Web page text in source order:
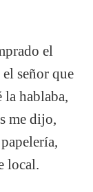
el
señor que
la hablaba,
me dijo,
local.